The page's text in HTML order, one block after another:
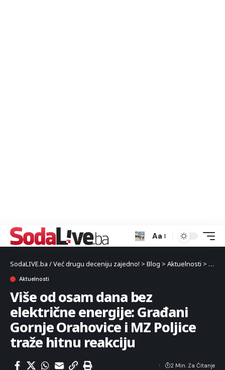
Aa
SodaLIVE.ba / Već drugu deceniju zajedno! > Blog > Aktuelnosti > Više
Aktuelnosti
Više od osam dana bez
električne energije: Građani
Gornje Orahovice i MZ Poljice
traže hitnu reakciju
2 Min. Za Čitanje